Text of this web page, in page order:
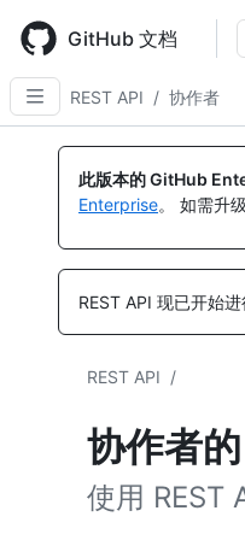
main
content
GitHub 文档
REST API / 协作者
此版本的 GitHub
Enterprise。 如需升
REST API 现已开始进
REST API /
协作者
使用 REST